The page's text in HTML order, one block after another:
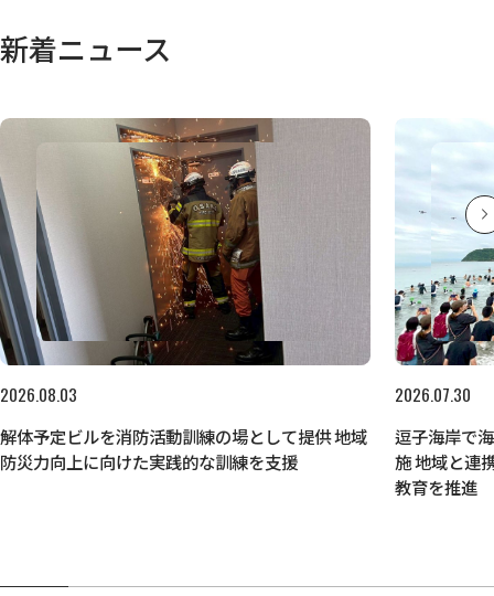
新着ニュース
2026.08.03
解体予定ビルを消防活動訓練の場として提供 地域
防災力向上に向けた実践的な訓練を支援
2026.07.30
逗子海岸で
施 地域と連
教育を推進